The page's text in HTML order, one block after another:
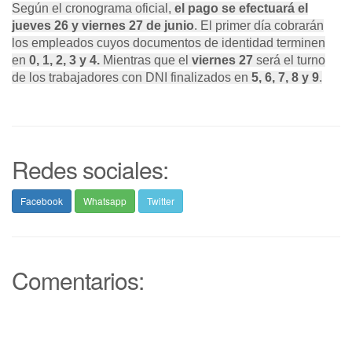
Según el cronograma oficial, el pago se efectuará el
jueves 26 y viernes 27 de junio. El primer día cobrarán
los empleados cuyos documentos de identidad terminen
en 0, 1, 2, 3 y 4. Mientras que el viernes 27 será el turno
de los trabajadores con DNI finalizados en 5, 6, 7, 8 y 9.
Redes sociales:
Facebook Whatsapp Twitter
Comentarios: